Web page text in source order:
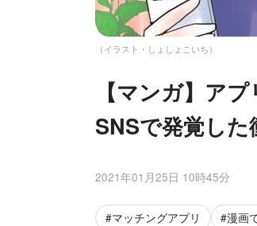
（イラスト・しょしょこいち）
【マンガ】ア
SNSで発覚した
2021年01月25日 10時45分
#マッチングアプリ #漫画